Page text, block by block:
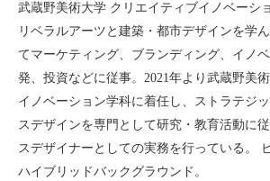
武蔵野美術大学 クリエイティブイノベーシ
リベラルアーツと建築・都市デザインを学
てマーケティング、ブランディング、イノ
発、投資などに従事。2021年より武蔵野美
イノベーション学科に着任し、ストラテジ
スデザインを専門として研究・教育活動に
スデザイナーとしての実務を行っている。
ハイブリッドバックグラウンド。